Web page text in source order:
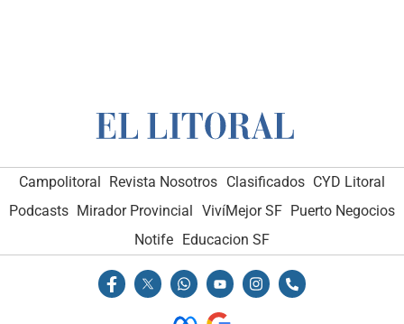
Campolitoral Revista Nosotros Clasificados CYD Litoral
Podcasts Mirador Provincial VivíMejor SF Puerto Negocios
Notife
Educacion SF